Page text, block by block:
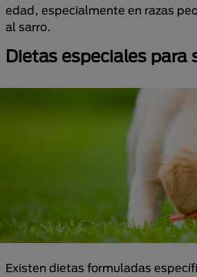
edad, especialmente en razas
al sarro.
Dietas especiales para
Existen dietas formuladas